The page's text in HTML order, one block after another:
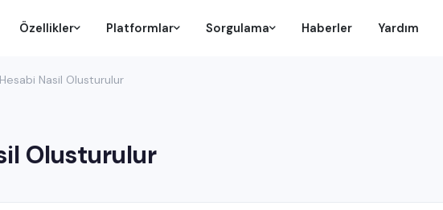
Özellikler Platformlar Sorgulama Haberler Yardım
Nasil Olusturulur
Olusturulur